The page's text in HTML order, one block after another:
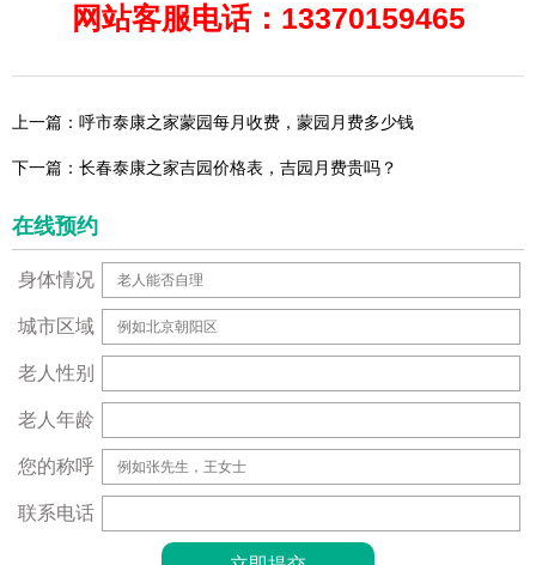
网站客服电话：13370159465
上一篇：呼市泰康之家蒙园每月收费，蒙园月费多少钱
下一篇：长春泰康之家吉园价格表，吉园月费贵吗？
在线预约
身体情况
城市区域
老人性别
老人年龄
您的称呼
联系电话